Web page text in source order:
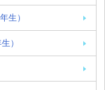
生）
）